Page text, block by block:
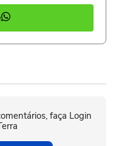
faça Login